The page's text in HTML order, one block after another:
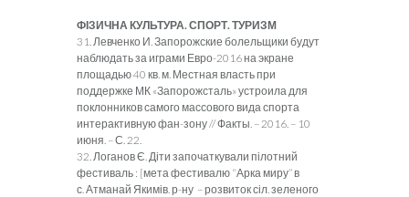
ФІЗИЧНА КУЛЬТУРА. СПОРТ. ТУРИЗМ
31. Левченко И. Запорожские болельщики будут
наблюдать за играми Евро-2016 на экране
площадью 40 кв. м. Местная власть при
поддержке МК «Запорожсталь» устроила для
поклонников самого массового вида спорта
интерактивную фан-зону // Факты. – 2016. – 10
июня. – С. 22.
32. Логанов Є. Діти започаткували пілотний
фестиваль : [мета фестивалю “Арка миру” в
с. Атманай Якимів. р-ну – розвиток сіл. зеленого